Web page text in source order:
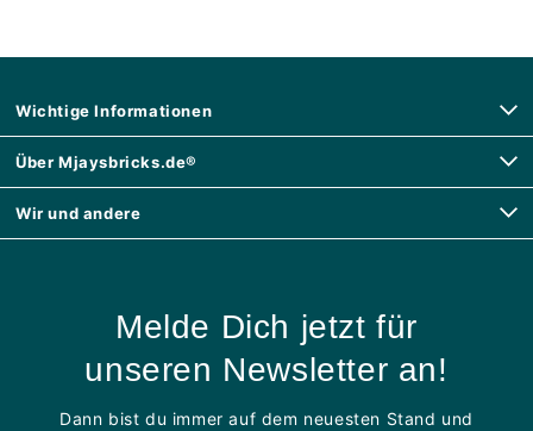
Wichtige Informationen
Über Mjaysbricks.de®
Wir und andere
Melde Dich jetzt für
unseren Newsletter an!
Dann bist du immer auf dem neuesten Stand und